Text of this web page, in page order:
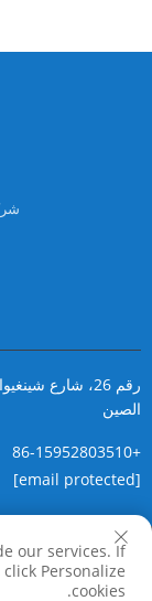
رقم 26، شارع
الصين
+86-15952803510
[email protected]
حقوق النسخ محفوظة
our services. If
Personalize
cookies.